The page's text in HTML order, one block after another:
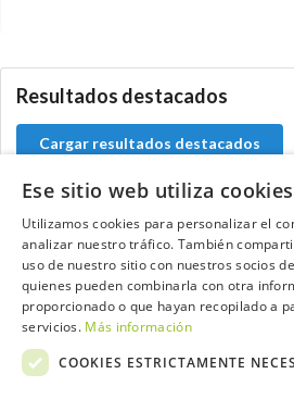
Resultados destacados
Cargar resultados destacados
Contacta con el equipo
Opina
Ese sitio web utiliza cookies
Utilizamos cookies para personalizar el
analizar nuestro tráfico. También
uso de nuestro sitio con nuestros socios
quienes pueden combinarla con otra
proporcionado o que hayan recopilado a
servicios. Más información
COOKIES ESTRICTAMENTE